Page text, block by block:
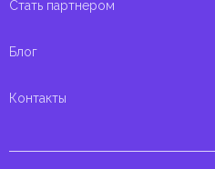
Стать партнером
Блог
Контакты